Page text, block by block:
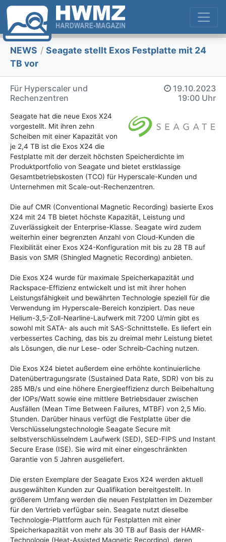
NEWS / Seagate stellt Exos Festplatte mit 24
TB vor
Für Hyperscaler und
Rechenzentren
19.10.2023
19:00 Uhr
Seagate hat die neue Exos X24
vorgestellt. Mit ihren zehn
Scheiben mit einer Kapazität von
je 2,4 TB ist die Exos X24 die
Festplatte mit der derzeit höchsten Speicherdichte im
Produktportfolio von Seagate und bietet erstklassige
Gesamtbetriebskosten (TCO) für Hyperscale-Kunden und
Unternehmen mit Scale-out-Rechenzentren.
Die auf CMR (Conventional Magnetic Recording) basierte Exos
X24 mit 24 TB bietet höchste Kapazität, Leistung und
Zuverlässigkeit der Enterprise-Klasse. Seagate wird zudem
weiterhin einer begrenzten Anzahl von Cloud-Kunden die
Flexibilität einer Exos X24-Konfiguration mit bis zu 28 TB auf
Basis von SMR (Shingled Magnetic Recording) anbieten.
Die Exos X24 wurde für maximale Speicherkapazität und
Rackspace-Effizienz entwickelt und ist mit ihrer hohen
Leistungsfähigkeit und bewährten Technologie speziell für die
Verwendung im Hyperscale-Bereich konzipiert. Das neue
Helium-3,5-Zoll-Nearline-Laufwerk mit 7200 U/min gibt es
sowohl mit SATA- als auch mit SAS-Schnittstelle. Es liefert ein
verbessertes Caching, das bis zu dreimal mehr Leistung bietet
als Lösungen, die nur Lese- oder Schreib-Caching nutzen.
Die Exos X24 bietet außerdem eine erhöhte kontinuierliche
Datenübertragungsrate (Sustained Data Rate, SDR) von bis zu
285 MB/s und eine höhere Energieeffizienz durch Beibehaltung
der IOPs/Watt sowie eine mittlere Betriebsdauer zwischen
Ausfällen (Mean Time Between Failures, MTBF) von 2,5 Mio.
Stunden. Darüber hinaus verfügt die Festplatte über die
Verschlüsselungstechnologie Seagate Secure mit
selbstverschlüsselndem Laufwerk (SED), SED-FIPS und Instant
Secure Erase (ISE). Sie wird mit einer eingeschränkten
Garantie von 5 Jahren ausgeliefert.
Die ersten Exemplare der Seagate Exos X24 werden aktuell
ausgewählten Kunden zur Qualifikation bereitgestellt. In
größerem Umfang werden die neuen Festplatten im Dezember
für den Vertrieb verfügbar sein. Seagate nutzt dieselbe
Technologie-Plattform auch für Festplatten mit einer
Speicherkapazität von mehr als 30 TB auf Basis der HAMR-
Technologie (Heat-Assisted Magnetic Recording), deren